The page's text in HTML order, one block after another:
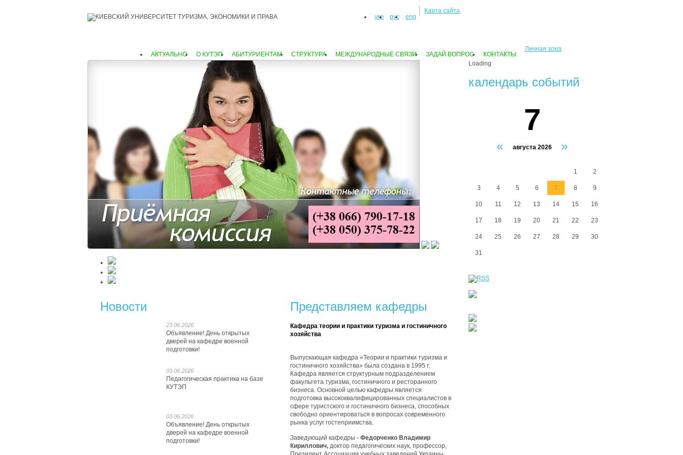
Карта сайта
АКТУАЛЬНО О КУТЭП АБИТУРИЕНТАМ СТРУКТУРА МЕЖДУНАРОДНЫЕ СВЯЗИ ЗАДАЙ ВОПРОС КОНТАКТЫ
укр рус eng
Личная зона
Новости
23.06.2026
Объявление! День открытых
дверей на кафедре военной
подготовки!
03.06.2026
Педагогическая практика на базе
КУТЭП
03.06.2026
Объявление! День открытых
дверей на кафедре военной
подготовки!
Представляем кафедры
Кафедра теории и практики туризма и гостиничного
хозяйства
Выпускающая кафедра «Теории и практики туризма и
гостиничного хозяйства» была создана в 1995 г.
Кафедра является структурным подразделением
факультета туризма, гостиничного и ресторанного
бизнеса. Основной целью кафедры является
подготовка высококвалифицированных специалистов в
сфере туристского и гостиничного бизнеса, способных
свободно ориентироваться в вопросах современного
рынка услуг гостеприимства.
Заведующий кафедры - Федорченко Владимир
Кириллович, доктор педагогических наук, профессор,
Loading
календарь событий
«
7
августа 2026 »
1 2
3 4 5 6 7 8 9
10 11 12 13 14 15 16
17 18 19 20 21 22 23
24 25 26 27 28 29 30
31